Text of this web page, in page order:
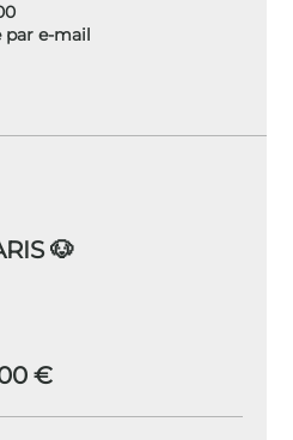
par e-mail
🐶
€